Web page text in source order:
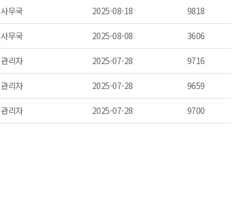
사무국 2025-08-18 9818
사무국 2025-08-08 3606
관리자 2025-07-28 9716
관리자 2025-07-28 9659
관리자 2025-07-28 9700